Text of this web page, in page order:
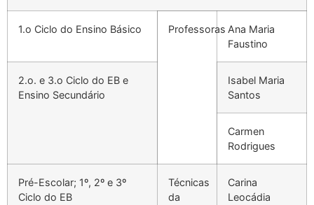
1.o Ciclo do Ensino Básico Professoras Ana Maria
Faustino
2.o. e 3.o Ciclo do EB e
Ensino Secundário
Isabel Maria
Santos
Carmen
Rodrigues
Pré-Escolar; 1º, 2º e 3º
Ciclo do EB
Técnicas
da
Carina
Leocádia